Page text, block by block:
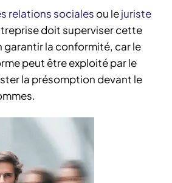
relations sociales ou lejuriste
doit superviser cette
garantir la conformité, car le
peut être exploité par le
la présomption devant le